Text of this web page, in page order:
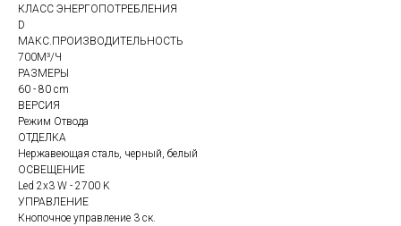
КЛАСС ЭНЕРГОПОТРЕБЛЕНИЯ
D
МАКС.ПРОИЗВОДИТЕЛЬНОСТЬ
700М³/Ч
РАЗМЕРЫ
60 - 80 cm
ВЕРСИЯ
Режим Отвода
ОТДЕЛКА
Нержавеющая сталь, черный, белый
ОСВЕЩЕНИЕ
Led 2x3 W - 2700 K
УПРАВЛЕНИЕ
Кнопочное управление 3 ск.